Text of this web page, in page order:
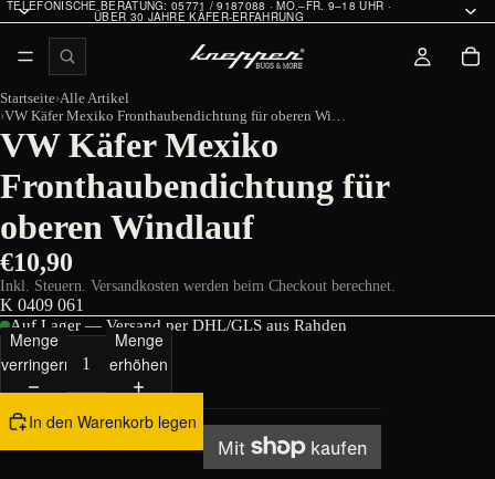
TELEFONISCHE BERATUNG: 05771 / 9187088 · MO.–FR. 9–18 UHR ·
ÜBER 30 JAHRE KÄFER-ERFAHRUNG
Startseite Alle Artikel
VW Käfer Mexiko Fronthaubendichtung für oberen Windlauf
VW Käfer Mexiko
Fronthaubendichtung für
oberen Windlauf
€10,90
Inkl. Steuern. Versandkosten werden beim Checkout berechnet.
K 0409 061
Auf Lager — Versand per DHL/GLS aus Rahden
Menge
verringern
Menge
erhöhen
In den Warenkorb legen